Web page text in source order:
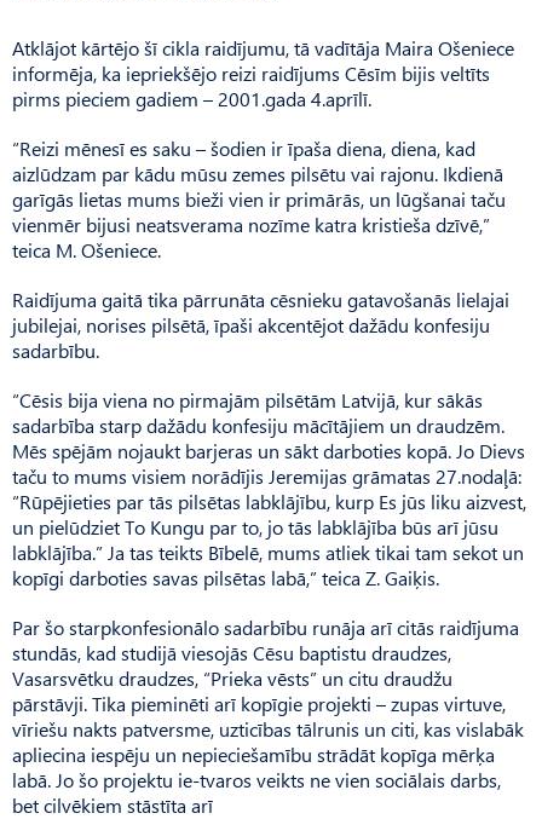
Atklājot kārtējo šī cikla raidījumu, tā vadītāja Maira Ošeniece
informēja, ka iepriekšējo reizi raidījums Cēsīm bijis veltīts
pirms pieciem gadiem – 2001.gada 4.aprīlī.
“Reizi mēnesī es saku – šodien ir īpaša diena, diena, kad
aizlūdzam par kādu mūsu zemes pilsētu vai rajonu. Ikdienā
garīgās lietas mums bieži vien ir primārās, un lūgšanai taču
vienmēr bijusi neatsverama nozīme katra kristieša dzīvē,”
teica M. Ošeniece.
Raidījuma gaitā tika pārrunāta cēsnieku gatavošanās lielajai
jubilejai, norises pilsētā, īpaši akcentējot dažādu konfesiju
sadarbību.
“Cēsis bija viena no pirmajām pilsētām Latvijā, kur sākās
sadarbība starp dažādu konfesiju mācītājiem un draudzēm.
Mēs spējām nojaukt barjeras un sākt darboties kopā. Jo Dievs
taču to mums visiem norādījis Jeremijas grāmatas 27.nodaļā:
“Rūpējieties par tās pilsētas labklājību, kurp Es jūs liku aizvest,
un pielūdziet To Kungu par to, jo tās labklājība būs arī jūsu
labklājība.” Ja tas teikts Bībelē, mums atliek tikai tam sekot un
kopīgi darboties savas pilsētas labā,” teica Z. Gaiķis.
Par šo starpkonfesionālo sadarbību runāja arī citās raidījuma
stundās, kad studijā viesojās Cēsu baptistu draudzes,
Vasarsvētku draudzes, “Prieka vēsts” un citu draudžu
pārstāvji. Tika pieminēti arī kopīgie projekti – zupas virtuve,
vīriešu nakts patversme, uzticības tālrunis un citi, kas vislabāk
apliecina iespēju un nepieciešamību strādāt kopīga mērķa
labā. Jo šo projektu ie-tvaros veikts ne vien sociālais darbs,
bet cilvēkiem stāstīta arī